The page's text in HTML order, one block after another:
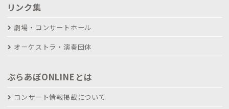
リンク集
劇場・コンサートホール
オーケストラ・演奏団体
ぶらあぼONLINEとは
コンサート情報掲載について